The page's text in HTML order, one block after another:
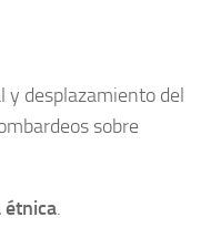
y desplazamiento del
sobre
étnica.